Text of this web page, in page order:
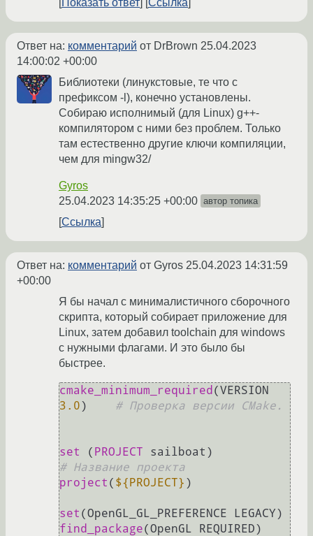
Показать ответ Ссылка
Ответ на: комментарий от DrBrown 25.04.2023
14:00:02 +00:00
Библиотеки (линукстовые, те что с
префиксом -l), конечно установлены.
Собираю исполнимый (для Linux) g++-
компилятором c ними без проблем. Только
там естественно другие ключи компиляции,
чем для mingw32/
Gyros
25.04.2023 14:35:25 +00:00 автор топика
Ссылка
Ответ на: комментарий от Gyros 25.04.2023 14:31:59
+00:00
Я бы начал с минималистичного сборочного
скрипта, который собирает приложение для
Linux, затем добавил toolchain для windows
с нужными флагами. И это было бы
быстрее.
cmake_minimum_required
3.0
# Проверка версии CMake.
set ( PROJECT
# Название проекта
project ( ${PROJECT} )
set
find_package